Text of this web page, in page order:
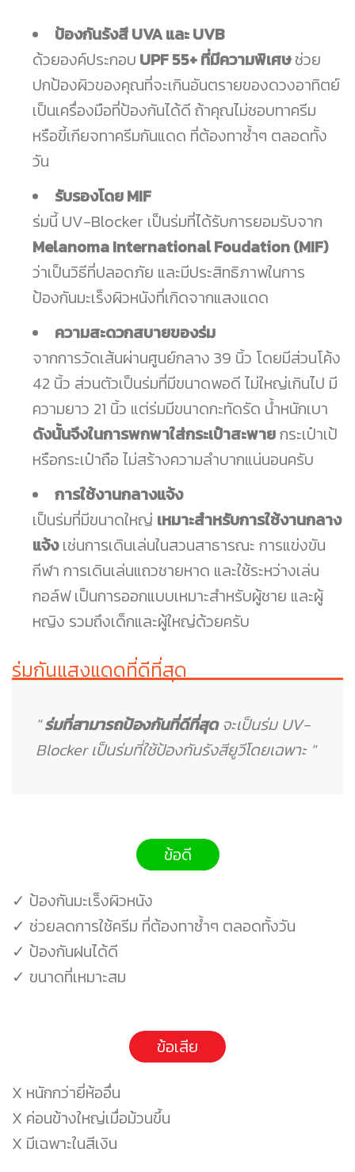
ป้องกันรังสี UVA และ UVB
ด้วยองค์ประกอบ UPF 55+ ที่มีความพิเศษช่วย
ปกป้องผิวของคุณที่จะเกินอันตรายของดวงอาทิตย์
เป็นเครื่องมือที่ป้องกันได้ดี ถ้าคุณไม่ชอบทาครีม
หรือขี้เกียจทาครีมกันแดด ที่ต้องทาซ้ำๆ ตลอดทั้ง
วัน
รับรองโดย MIF
ร่มนี้ UV-Blocker เป็นร่มที่ได้รับการยอมรับจาก
Melanoma International Foudation (MIF)
ว่าเป็นวิธีที่ปลอดภัย และมีประสิทธิภาพในการ
ป้องกันมะเร็งผิวหนังที่เกิดจากแสงแดด
ความสะดวกสบายของร่ม
จากการวัดเส้นผ่านศูนย์กลาง 39 นิ้ว โดยมีส่วนโค้ง
42 นิ้ว ส่วนตัวเป็นร่มที่มีขนาดพอดี ไม่ใหญ่เกินไป มี
ความยาว 21 นิ้ว แต่ร่มมีขนาดกะทัดรัด น้ำหนักเบา
ดังนั้นจึงในการพกพาใส่กระเป๋าสะพายกระเป๋าเป้
หรือกระเป๋าถือ ไม่สร้างความลำบากแน่นอนครับ
การใช้งานกลางแจ้ง
เป็นร่มที่มีขนาดใหญ่ เหมาะสำหรับการใช้งานกลาง
แจ้งเช่นการเดินเล่นในสวนสาธารณะ การแข่งขัน
กีฬา การเดินเล่นแถวชายหาด และใช้ระหว่างเล่น
กอล์ฟ เป็นการออกแบบเหมาะสำหรับผู้ชาย และผู้
หญิง รวมถึงเด็กและผู้ใหญ่ด้วยครับ
ร่มกันแสงแดดที่ดีที่สุด
"ร่มที่สามารถป้องกันที่ดีที่สุดจะเป็นร่ม UV-
Blocker เป็นร่มที่ใช้ป้องกันรังสียูวีโดยเฉพาะ "
ข้อดี
✓ ป้องกันมะเร็งผิวหนัง
✓ ช่วยลดการใช้ครีม ที่ต้องทาซ้ำๆ ตลอดทั้งวัน
✓ ป้องกันฝนได้ดี
✓ ขนาดที่เหมาะสม
ข้อเสีย
X หนักกว่ายี่ห้ออื่น
X ค่อนข้างใหญ่เมื่อม้วนขึ้น
X มีเฉพาะในสีเงิน